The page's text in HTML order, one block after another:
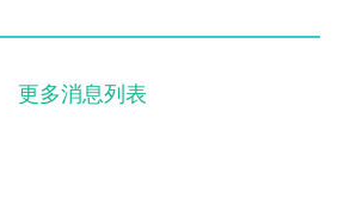
更多消息列表